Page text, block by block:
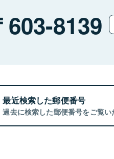
603-8139
最近検索した郵便番号
過去に検索した郵便番号をご覧い